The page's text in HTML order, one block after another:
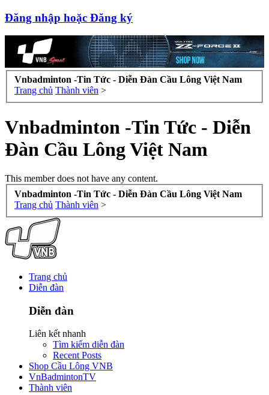
Đăng nhập hoặc Đăng ký
Vnbadminton -Tin Tức - Diễn Đàn Cầu Lông Việt Nam
Trang chủ Thành viên >
Vnbadminton -Tin Tức - Diễn
Đàn Cầu Lông Việt Nam
This member does not have any content.
Vnbadminton -Tin Tức - Diễn Đàn Cầu Lông Việt Nam
Trang chủ Thành viên >
Trang chủ
Diễn đàn
Diễn đàn
Liên kết nhanh
Tìm kiếm diễn đàn
Recent Posts
Shop Cầu Lông VNB
VnBadmintonTV
Thành viên